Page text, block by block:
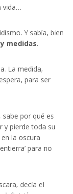
vida…
Y sabía, bien
medidas.
La medida,
para ser
por qué es
y pierde toda su
la oscura
para no
decía el